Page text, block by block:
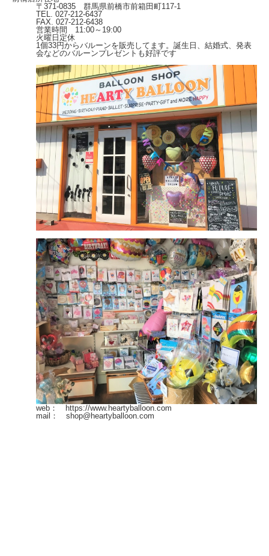
〒371-0835 群馬県前橋市前箱田町117-1
TEL. 027-212-6437
FAX. 027-212-6438
営業時間 11:00～19:00
火曜日定休
1個33円からバルーンを販売してます。誕生日、結婚式、発表
会などのバルーンプレゼントも好評です
web： https://www.heartyballoon.com
mail： shop@heartyballoon.com